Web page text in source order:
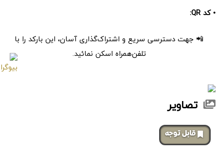
• کد QR:
📲 جهت دسترسی سریع و اشتراک‌گذاری آسان، این بارکد را با
تلفن‌همراه اسکن نمائید.
تصاویر
‌قابل توجه